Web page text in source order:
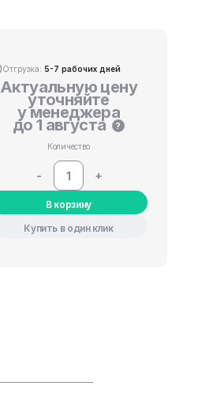
Отгрузка: 5-7 рабочих дней
Актуальную цену
уточняйте
у менеджера
до 1 августа ?
Количество
- +
В корзину
Купить в один клик